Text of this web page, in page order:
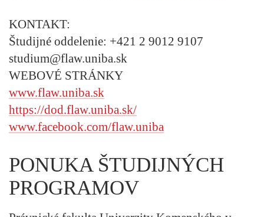
KONTAKT:
Študijné oddelenie: +421 2 9012 9107
studium@flaw.uniba.sk
WEBOVÉ STRÁNKY
www.flaw.uniba.sk
https://dod.flaw.uniba.sk/
www.facebook.com/flaw.uniba
PONUKA ŠTUDIJNÝCH
PROGRAMOV